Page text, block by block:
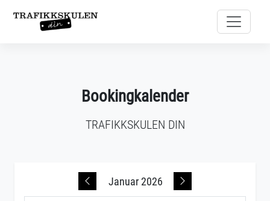
Bookingkalender
TRAFIKKSKULEN DIN
Januar 2026